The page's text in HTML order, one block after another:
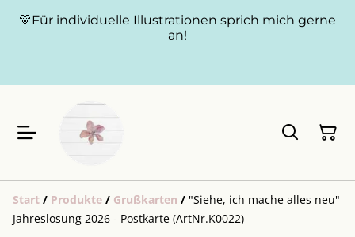
💛Für individuelle Illustrationen sprich mich gerne
an!
Start / Produkte / Grußkarten / "Siehe, ich mache alles neu"
Jahreslosung 2026 - Postkarte (ArtNr.K0022)